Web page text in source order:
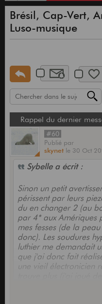
Brésil, Cap-Vert,
Luso-musique
Rappel du dernier
#60
Publié par
skynet le 30 Oct
Sybelle a écrit :
Sinon un petit
périssent par leurs
du en changer 2 (au
par 4* aux Amériques
mes fesses (de la
donc). Les soudures
luthier me demandait
que j'ai donc fait
une vieil électronicien
Peut-être que c'est